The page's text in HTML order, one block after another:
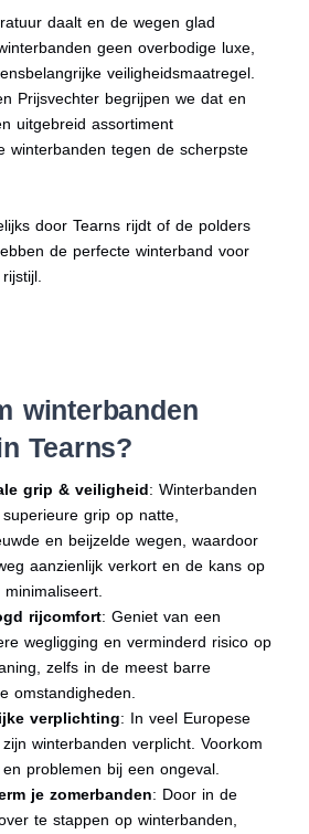
daalt en de wegen glad
geen overbodige luxe,
veiligheidsmaatregel.
Prijsvechter begrijpen we dat en
uitgebreid assortiment
winterbanden tegen de scherpste
door Tearns rijdt of de polders
de perfecte winterband voor
winterbanden
Tearns?
grip & veiligheid: Winterbanden
grip op natte,
en beijzelde wegen, waardoor
aanzienlijk verkort en de kans op
rijcomfort: Geniet van een
wegligging en verminderd risico op
zelfs in de meest barre
omstandigheden.
verplichting: In veel Europese
winterbanden verplicht. Voorkom
problemen bij een ongeval.
je zomerbanden: Door in de
te stappen op winterbanden,